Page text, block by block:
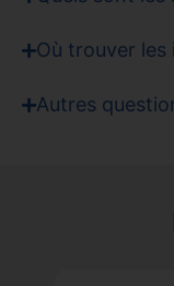
Où trouver
Autres